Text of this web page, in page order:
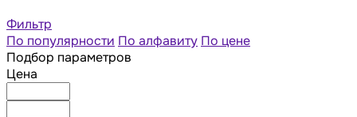
Фильтр
По популярности По алфавиту По цене
Подбор параметров
Цена